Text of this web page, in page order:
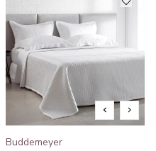
Buddemeyer